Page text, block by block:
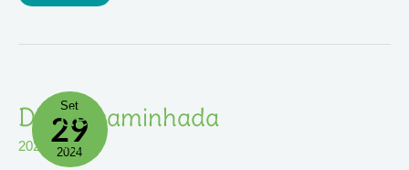
Set
29
2024
Dia de caminhada
2024 ,eventos
Dia
De
Caminhada